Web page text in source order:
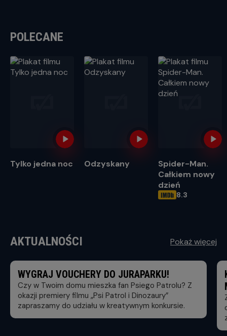
POLECANE
Tylko jedna noc Odzyskany
Spider-Man.
Całkiem nowy
dzień
OCENA HELIOS
8.3
AKTUALNOŚCI Pokaż więcej
WYGRAJ VOUCHERY DO JURAPARKU!
Czy w Twoim domu mieszka fan Psiego Patrolu? Z
okazji premiery filmu „Psi Patrol i Dinozaury”
zapraszamy do udziału w kreatywnym konkursie.